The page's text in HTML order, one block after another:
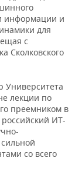
информации и
для
с
Сколковского
лекции по
преемником в
ИТ-
со всего